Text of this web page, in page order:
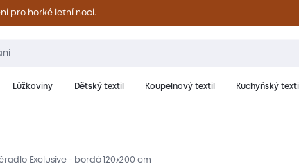
pro horké letní noci.
Lůžkoviny Dětský textil Koupelnový textil Kuchyňský textil
produktu Materiál a péče
Exclusive - bordó 120x200 cm